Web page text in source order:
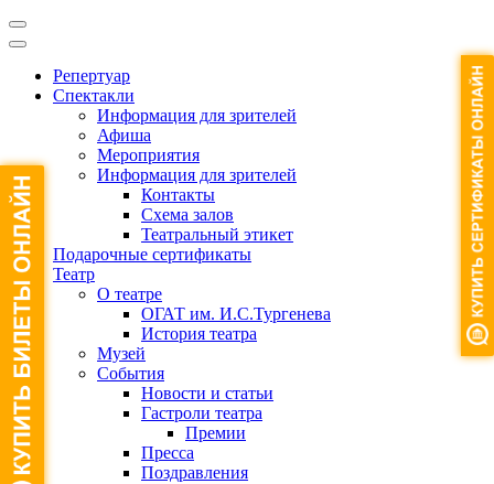
Репертуар
Спектакли
Информация для зрителей
Афиша
Мероприятия
Информация для зрителей
Контакты
Схема залов
Театральный этикет
Подарочные сертификаты
Театр
О театре
ОГАТ им. И.С.Тургенева
История театра
Музей
События
Новости и статьи
Гастроли театра
Премии
Пресса
Поздравления